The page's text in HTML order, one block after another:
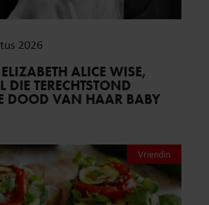
2026
ALICE WISE,
DIE TERECHTSTOND
DOOD VAN HAAR BABY
Vriendin